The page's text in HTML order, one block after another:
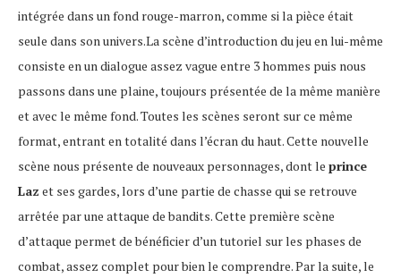
intégrée dans un fond rouge-marron, comme si la pièce était
seule dans son univers.La scène d’introduction du jeu en lui-même
consiste en un dialogue assez vague entre 3 hommes puis nous
passons dans une plaine, toujours présentée de la même manière
et avec le même fond. Toutes les scènes seront sur ce même
format, entrant en totalité dans l’écran du haut. Cette nouvelle
scène nous présente de nouveaux personnages, dont le prince
Laz et ses gardes, lors d’une partie de chasse qui se retrouve
arrêtée par une attaque de bandits. Cette première scène
d’attaque permet de bénéficier d’un tutoriel sur les phases de
combat, assez complet pour bien le comprendre. Par la suite, le